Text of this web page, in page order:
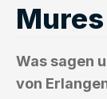
Was sagen
von